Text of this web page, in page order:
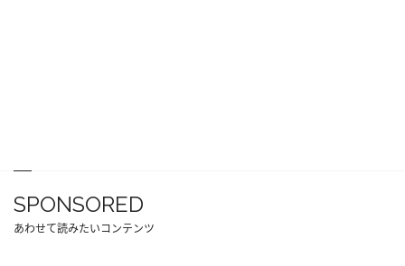
SPONSORED
あわせて読みたいコンテンツ